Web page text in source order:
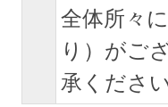
全体所々
り）がご
承くださ